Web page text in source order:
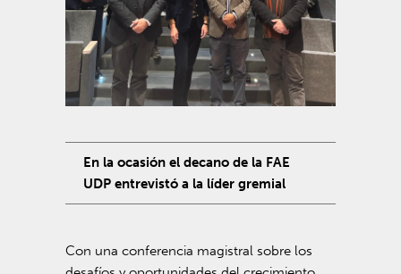
En la ocasión el decano de la FAE
UDP entrevistó a la líder gremial
Con una conferencia magistral sobre los